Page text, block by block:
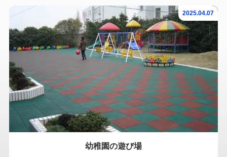
2025.04.07
幼稚園の遊び場